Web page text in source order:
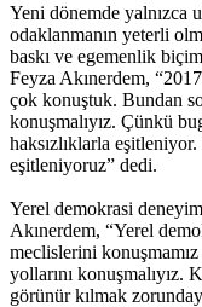
Yeni dönemde yalnızca
odaklanmanın yeterli
baskı ve egemenlik
Feyza Akınerdem,
çok konuştuk. Bundan
konuşmalıyız. Çünkü
haksızlıklarla eşitleniyor.
eşitleniyoruz” dedi.
Yerel demokrasi
Akınerdem, “Yerel
meclislerini
yollarını konuşmalıyız.
görünür kılmak